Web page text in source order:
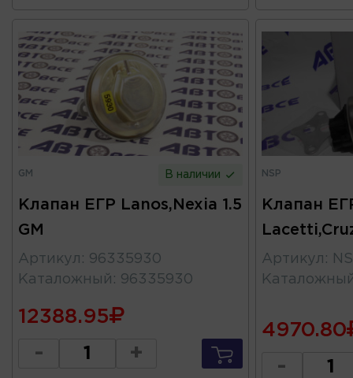
GM В наличии
Клапан ЕГР Lanos,Nexia 1.5
GM
Артикул : 96335930
Каталожный : 96335930
12388.95
- +
NSP
Клапан
Артикул :
4970.80
-